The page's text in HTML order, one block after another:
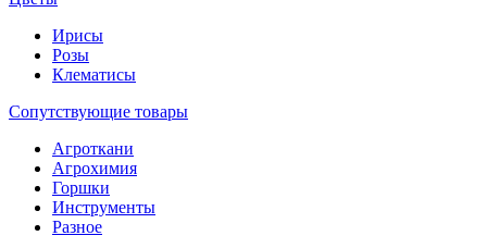
Ирисы
Розы
Клематисы
Сопутствующие товары
Агроткани
Агрохимия
Горшки
Инструменты
Разное